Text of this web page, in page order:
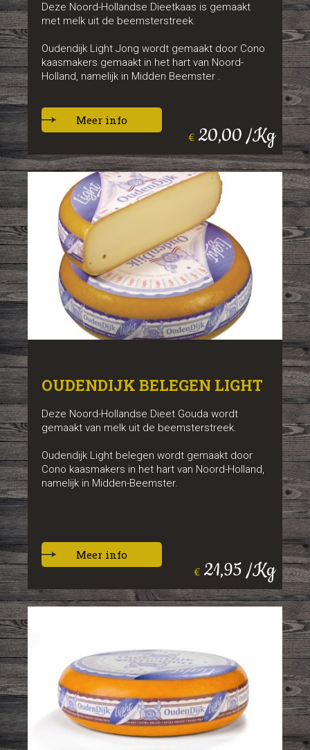
€ 20,00 /Kg
Deze Noord-Hollandse Dieetkaas is gemaakt
met melk uit de beemsterstreek.
Oudendijk Light Jong wordt gemaakt door Cono
kaasmakers gemaakt in het hart van Noord-
Holland, namelijk in Midden Beemster .
Meer info
€ 21,95 /Kg
OUDENDIJK BELEGEN LIGHT
Deze Noord-Hollandse Dieet Gouda wordt
gemaakt van melk uit de beemsterstreek.
Oudendijk Light belegen wordt gemaakt door
Cono kaasmakers in het hart van Noord-Holland,
namelijk in Midden-Beemster.
Meer info